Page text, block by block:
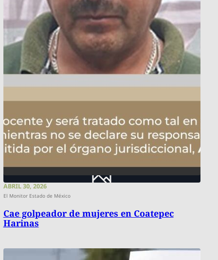
ABRIL 30, 2026
El Monitor Estado de México
Cae golpeador de mujeres en Coatepec
Harinas